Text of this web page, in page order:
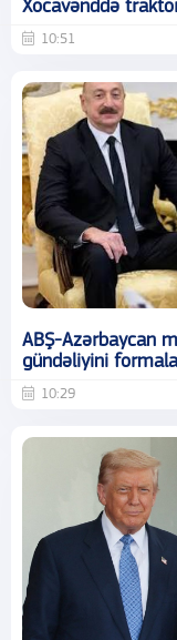
Xocavənddə
10:51
ABŞ-Azərbaycan
gündəliyini
10:29